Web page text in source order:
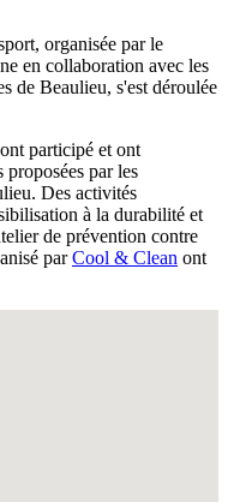
organisée par le
en collaboration avec les
de Beaulieu, s'est déroulée
participé et ont
par les
Des activités
à la durabilité et
de prévention contre
parCool & Clean ont